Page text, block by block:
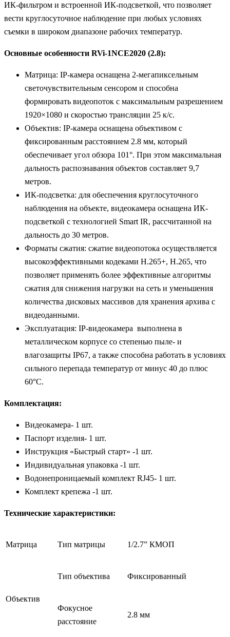
ИК-фильтром и встроенной ИК-подсветкой, что позволяет
вести круглосуточное наблюдение при любых условиях
съемки в широком диапазоне рабочих температур.
Основные особенности RVi-1NCE2020 (2.8):
Матрица: IP-камера оснащена 2-мегапиксельным
светочувствительным сенсором и способна
формировать видеопоток с максимальным разрешением
1920×1080 и скоростью трансляции 25 к/с.
Объектив: IP-камера оснащена объективом с
фиксированным расстоянием 2.8 мм, который
обеспечивает угол обзора 101°. При этом максимальная
дальность распознавания объектов составляет 9,7
метров.
ИК-подсветка: для обеспечения круглосуточного
наблюдения на объекте, видеокамера оснащена ИК-
подсветкой с технологией Smart IR, рассчитанной на
дальность до 30 метров.
Форматы сжатия: сжатие видеопотока осуществляется
высокоэффективными кодеками H.265+, H.265, что
позволяет применять более эффективные алгоритмы
сжатия для снижения нагрузки на сеть и уменьшения
количества дисковых массивов для хранения архива с
видеоданными.
Эксплуатация: IP-видеокамера выполнена в
металлическом корпусе со степенью пыле- и
влагозащиты IP67, а также способна работать в условиях
сильного перепада температур от минус 40 до плюс
60°С.
Комплектация:
Видеокамера- 1 шт.
Паспорт изделия- 1 шт.
Инструкция «Быстрый старт» -1 шт.
Индивидуальная упаковка -1 шт.
Водонепроницаемый комплект RJ45- 1 шт.
Комплект крепежа -1 шт.
Технические характеристики:
Матрица Тип матрицы 1/2.7” КМОП
Объектив
Тип объектива Фиксированный
Фокусное
расстояние
2.8 мм